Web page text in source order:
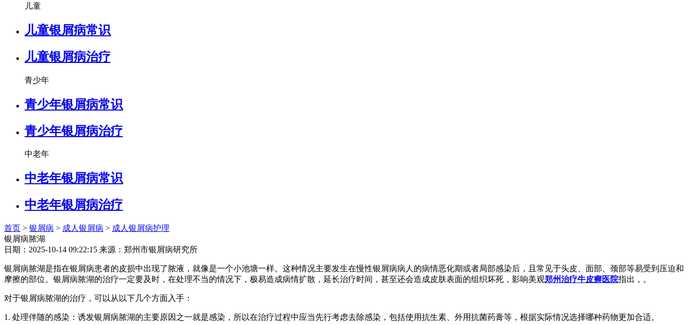
儿童
儿童银屑病常识
儿童银屑病治疗
青少年
青少年银屑病常识
青少年银屑病治疗
中老年
中老年银屑病常识
中老年银屑病治疗
首页 > 银屑病 > 成人银屑病 > 成人银屑病护理
银屑病脓湖
日期：2025-10-14 09:22:15 来源：郑州市银屑病研究所
银屑病脓湖是指在银屑病患者的皮损中出现了脓液，就像是一个小池塘一样。这种情况主要发生在慢性银屑病病人的病情恶化期或者局部感染后，且常见于头皮、面部、颈部等易受到压迫和
摩擦的部位。银屑病脓湖的治疗一定要及时，在处理不当的情况下，极易造成病情扩散，延长治疗时间，甚至还会造成皮肤表面的组织坏死，影响美观郑州治疗牛皮癣医院指出，。
对于银屑病脓湖的治疗，可以从以下几个方面入手：
1. 处理伴随的感染：诱发银屑病脓湖的主要原因之一就是感染，所以在治疗过程中应当先行考虑去除感染，包括使用抗生素、外用抗菌药膏等，根据实际情况选择哪种药物更加合适。